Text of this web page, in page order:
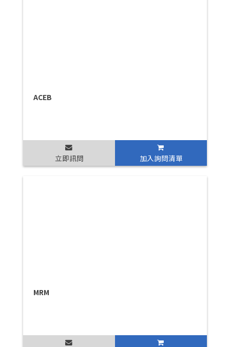
ACEB
立即訊問 加入詢問清單
MRM